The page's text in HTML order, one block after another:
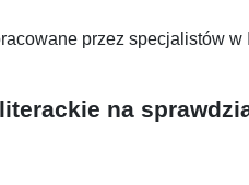
przez specjalistów w
na